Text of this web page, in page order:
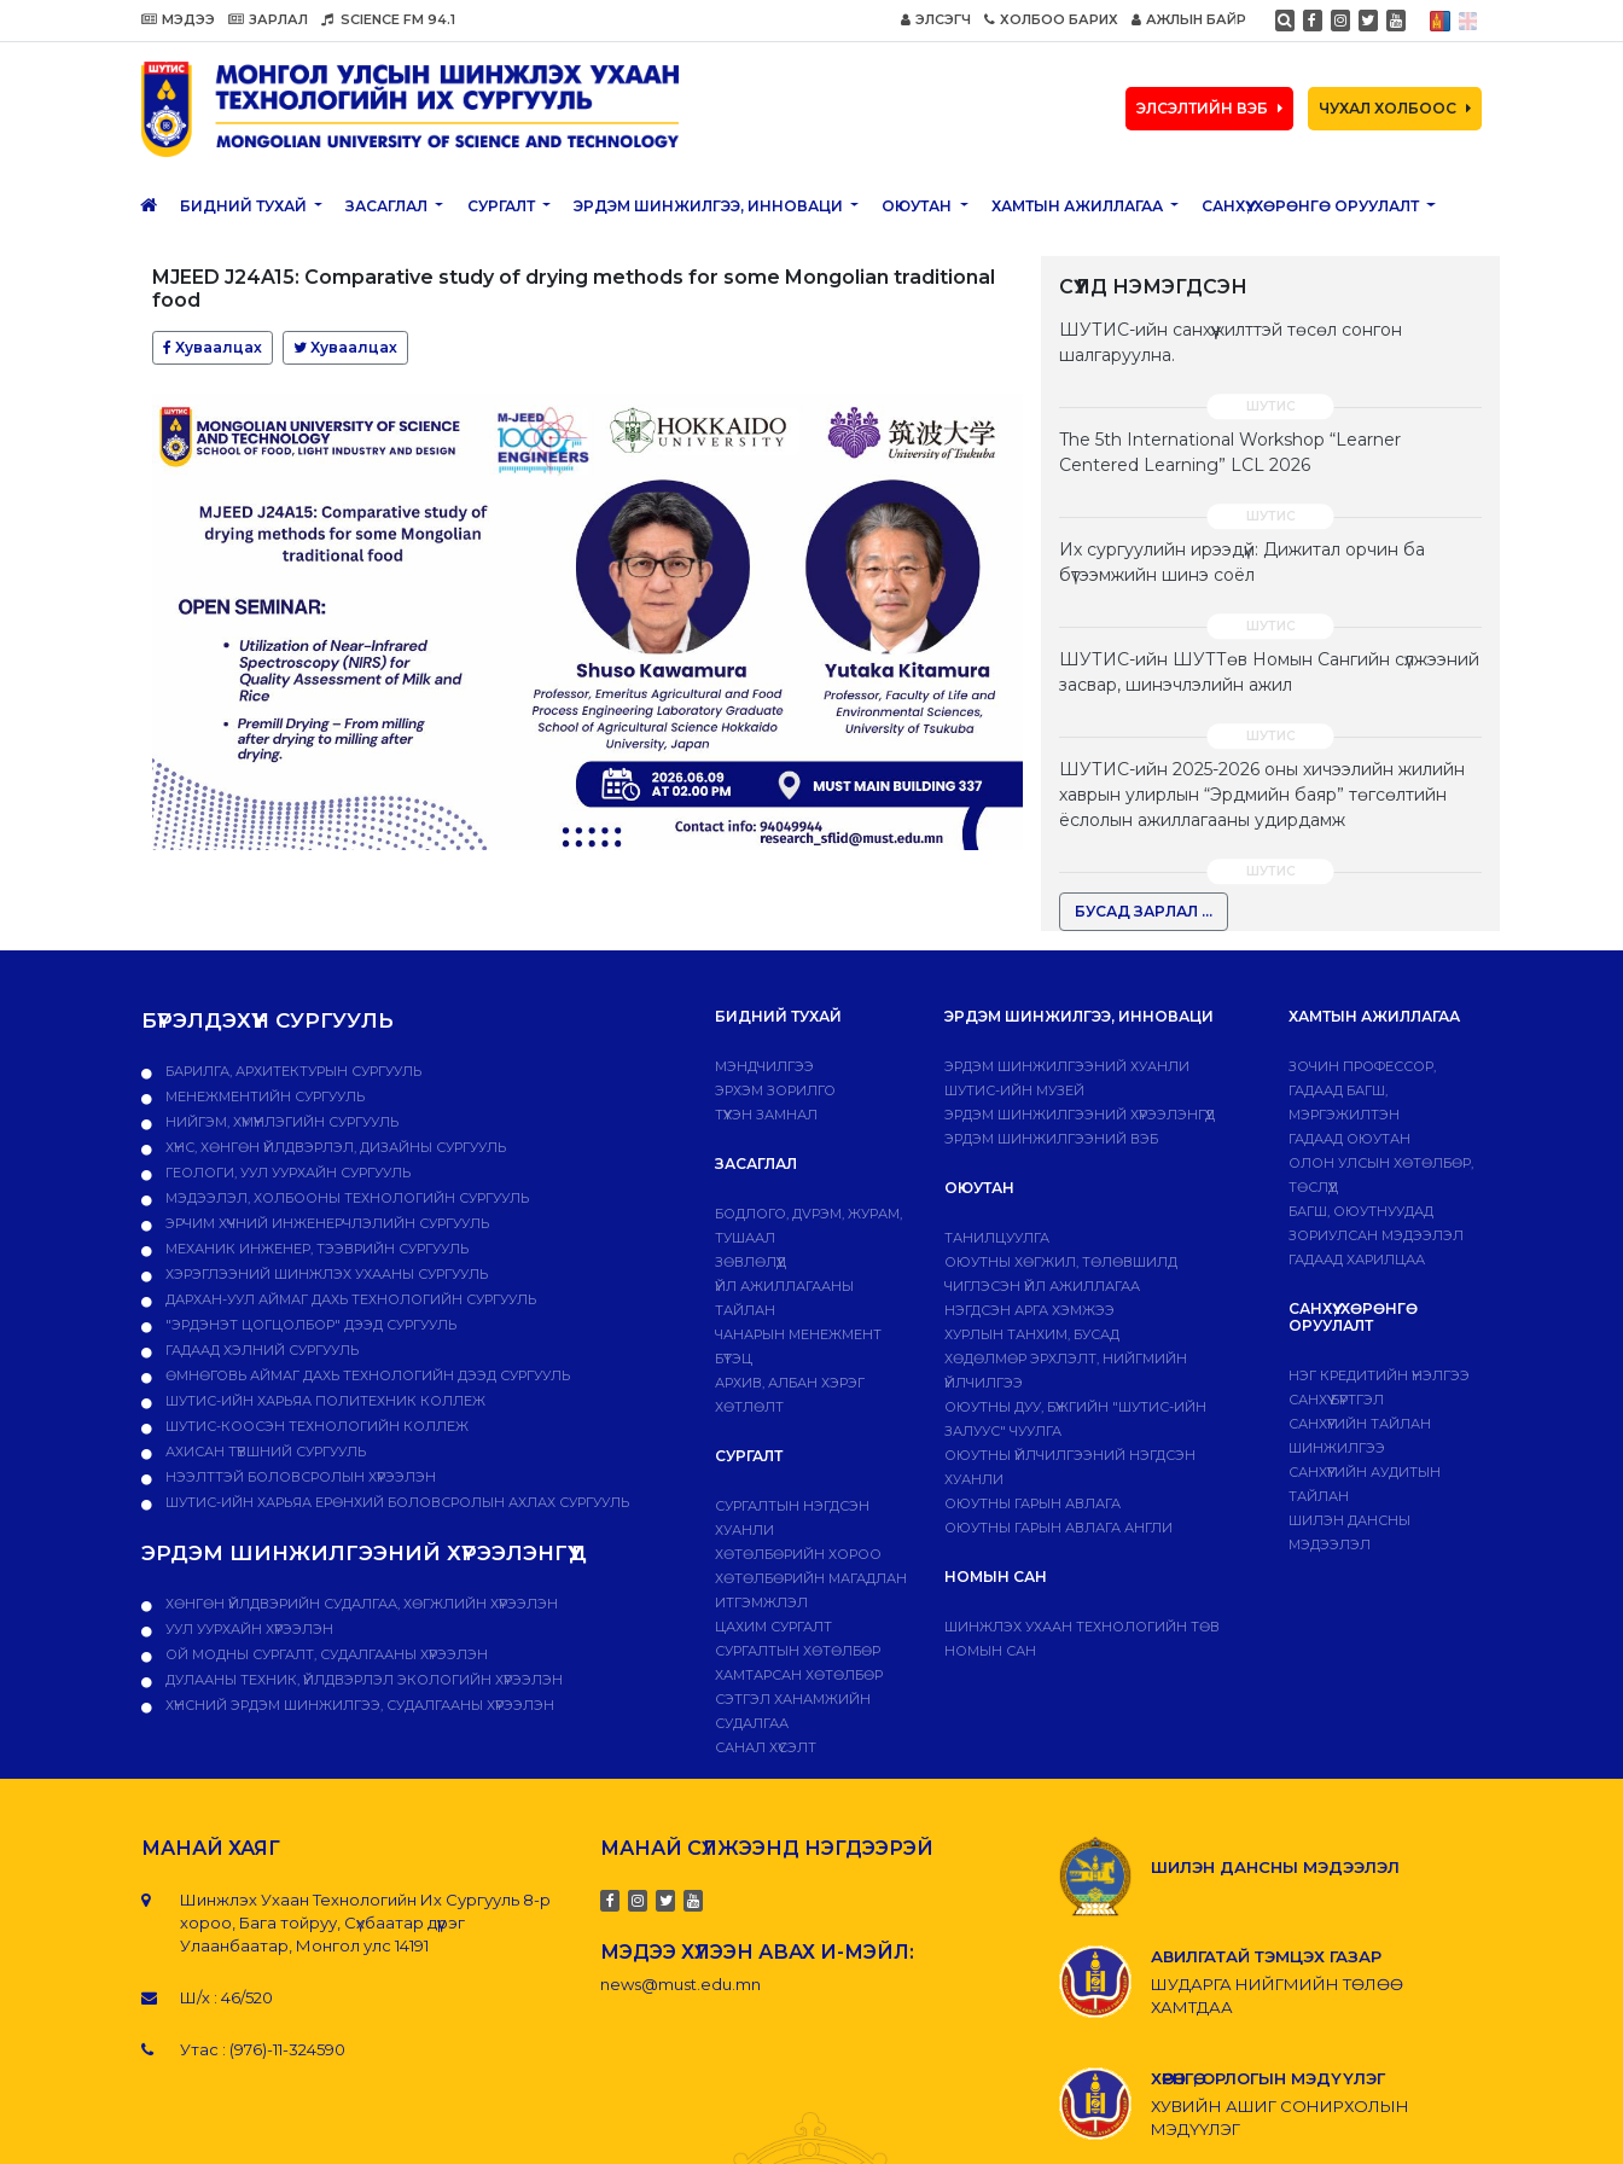
МЭДЭЭ ЗАРЛАЛ SCIENCE FM 94.1 ЭЛСЭГЧ ХОЛБОО БАРИХ АЖЛЫН БАЙР
ЭЛСЭЛТИЙН ВЭБ ЧУХАЛ ХОЛБООС
БИДНИЙ ТУХАЙ ЗАСАГЛАЛ СУРГАЛТ ЭРДЭМ ШИНЖИЛГЭЭ, ИННОВАЦИ ОЮУТАН ХАМТЫН АЖИЛЛАГАА САНХҮҮ, ХӨРӨНГӨ ОРУУЛАЛТ
MJEED J24A15: Comparative study of drying methods for some Mongolian traditional
food
Хуваалцах Хуваалцах
СҮҮЛД НЭМЭГДСЭН
ШУТИС-ийн санхүүжилттэй төсөл сонгон
шалгаруулна.
The 5th International Workshop “Learner
Centered Learning” LCL 2026
Их сургуулийн ирээдүй: Дижитал орчин ба
бүтээмжийн шинэ соёл
ШУТИС-ийн ШУТТөв Номын Сангийн сүлжээний
засвар, шинэчлэлийн ажил
ШУТИС-ийн 2025-2026 оны хичээлийн жилийн
хаврын улирлын “Эрдмийн баяр” төгсөлтийн
ёслолын ажиллагааны удирдамж
БУСАД ЗАРЛАЛ ...
БҮРЭЛДЭХҮҮН СУРГУУЛЬ
БАРИЛГА, АРХИТЕКТУРЫН СУРГУУЛЬ
МЕНЕЖМЕНТИЙН СУРГУУЛЬ
НИЙГЭМ, ХҮМҮҮНЛЭГИЙН СУРГУУЛЬ
ХҮНС, ХӨНГӨН ҮЙЛДВЭРЛЭЛ, ДИЗАЙНЫ СУРГУУЛЬ
ГЕОЛОГИ, УУЛ УУРХАЙН СУРГУУЛЬ
МЭДЭЭЛЭЛ, ХОЛБООНЫ ТЕХНОЛОГИЙН СУРГУУЛЬ
ЭРЧИМ ХҮЧНИЙ ИНЖЕНЕРЧЛЭЛИЙН СУРГУУЛЬ
МЕХАНИК ИНЖЕНЕР, ТЭЭВРИЙН СУРГУУЛЬ
ХЭРЭГЛЭЭНИЙ ШИНЖЛЭХ УХААНЫ СУРГУУЛЬ
ДАРХАН-УУЛ АЙМАГ ДАХЬ ТЕХНОЛОГИЙН СУРГУУЛЬ
"ЭРДЭНЭТ ЦОГЦОЛБОР" ДЭЭД СУРГУУЛЬ
ГАДААД ХЭЛНИЙ СУРГУУЛЬ
ӨМНӨГОВЬ АЙМАГ ДАХЬ ТЕХНОЛОГИЙН ДЭЭД СУРГУУЛЬ
ШУТИС-ИЙН ХАРЬЯА ПОЛИТЕХНИК КОЛЛЕЖ
ШУТИС-КООСЭН ТЕХНОЛОГИЙН КОЛЛЕЖ
АХИСАН ТҮВШНИЙ СУРГУУЛЬ
НЭЭЛТТЭЙ БОЛОВСРОЛЫН ХҮРЭЭЛЭН
ШУТИС-ИЙН ХАРЬЯА ЕРӨНХИЙ БОЛОВСРОЛЫН АХЛАХ СУРГУУЛЬ
ЭРДЭМ ШИНЖИЛГЭЭНИЙ ХҮРЭЭЛЭНГҮҮД
ХӨНГӨН ҮЙЛДВЭРИЙН СУДАЛГАА, ХӨГЖЛИЙН ХҮРЭЭЛЭН
УУЛ УУРХАЙН ХҮРЭЭЛЭН
ОЙ МОДНЫ СУРГАЛТ, СУДАЛГААНЫ ХҮРЭЭЛЭН
ДУЛААНЫ ТЕХНИК, ҮЙЛДВЭРЛЭЛ ЭКОЛОГИЙН ХҮРЭЭЛЭН
ХҮНСНИЙ ЭРДЭМ ШИНЖИЛГЭЭ, СУДАЛГААНЫ ХҮРЭЭЛЭН
БИДНИЙ ТУХАЙ
МЭНДЧИЛГЭЭ
ЭРХЭМ ЗОРИЛГО
ТҮҮХЭН ЗАМНАЛ
ЗАСАГЛАЛ
БОДЛОГО, ДVРЭМ, ЖУРАМ,
ТУШААЛ
ЗӨВЛӨЛҮҮД
ҮЙЛ АЖИЛЛАГААНЫ
ТАЙЛАН
ЧАНАРЫН МЕНЕЖМЕНТ
БҮТЭЦ
АРХИВ, АЛБАН ХЭРЭГ
ХӨТЛӨЛТ
СУРГАЛТ
СУРГАЛТЫН НЭГДСЭН
ХУАНЛИ
ХӨТӨЛБӨРИЙН ХОРОО
ХӨТӨЛБӨРИЙН МАГАДЛАН
ИТГЭМЖЛЭЛ
ЦАХИМ СУРГАЛТ
СУРГАЛТЫН ХӨТӨЛБӨР
ХАМТАРСАН ХӨТӨЛБӨР
СЭТГЭЛ ХАНАМЖИЙН
СУДАЛГАА
САНАЛ ХҮСЭЛТ
ЭРДЭМ ШИНЖИЛГЭЭ, ИННОВАЦИ
ЭРДЭМ ШИНЖИЛГЭЭНИЙ ХУАНЛИ
ШУТИС-ИЙН МУЗЕЙ
ЭРДЭМ ШИНЖИЛГЭЭНИЙ ХҮРЭЭЛЭНГҮҮД
ЭРДЭМ ШИНЖИЛГЭЭНИЙ ВЭБ
ОЮУТАН
ТАНИЛЦУУЛГА
ОЮУТНЫ ХӨГЖИЛ, ТӨЛӨВШИЛД
ЧИГЛЭСЭН ҮЙЛ АЖИЛЛАГАА
НЭГДСЭН АРГА ХЭМЖЭЭ
ХУРЛЫН ТАНХИМ, БУСАД
ХӨДӨЛМӨР ЭРХЛЭЛТ, НИЙГМИЙН
ҮЙЛЧИЛГЭЭ
ОЮУТНЫ ДУУ, БҮЖГИЙН "ШУТИС-ИЙН
ЗАЛУУС" ЧУУЛГА
ОЮУТНЫ ҮЙЛЧИЛГЭЭНИЙ НЭГДСЭН
ХУАНЛИ
ОЮУТНЫ ГАРЫН АВЛАГА
ОЮУТНЫ ГАРЫН АВЛАГА АНГЛИ
НОМЫН САН
ШИНЖЛЭХ УХААН ТЕХНОЛОГИЙН ТӨВ
НОМЫН САН
ХАМТЫН АЖИЛЛАГАА
ЗОЧИН ПРОФЕССОР,
ГАДААД БАГШ,
МЭРГЭЖИЛТЭН
ГАДААД ОЮУТАН
ОЛОН УЛСЫН ХӨТӨЛБӨР,
ТӨСЛҮҮД
БАГШ, ОЮУТНУУДАД
ЗОРИУЛСАН МЭДЭЭЛЭЛ
ГАДААД ХАРИЛЦАА
САНХҮҮ, ХӨРӨНГӨ
ОРУУЛАЛТ
НЭГ КРЕДИТИЙН ҮНЭЛГЭЭ
САНХҮҮ БҮРТГЭЛ
САНХҮҮГИЙН ТАЙЛАН
ШИНЖИЛГЭЭ
САНХҮҮГИЙН АУДИТЫН
ТАЙЛАН
ШИЛЭН ДАНСНЫ
МЭДЭЭЛЭЛ
МАНАЙ ХАЯГ
Шинжлэх Ухаан Технологийн Их Сургууль 8-р
хороо, Бага тойруу, Сүхбаатар дүүрэг
Улаанбаатар, Монгол улс 14191
Ш/х : 46/520
Утас : (976)-11-324590
МАНАЙ СҮЛЖЭЭНД НЭГДЭЭРЭЙ
МЭДЭЭ ХҮЛЭЭН АВАХ И-МЭЙЛ:
news@must.edu.mn
ШИЛЭН ДАНСНЫ МЭДЭЭЛЭЛ
АВИЛГАТАЙ ТЭМЦЭХ ГАЗАР
ШУДАРГА НИЙГМИЙН ТӨЛӨӨ
ХАМТДАА
ХӨРӨНГӨ, ОРЛОГЫН МЭДҮҮЛЭГ
ХУВИЙН АШИГ СОНИРХОЛЫН
МЭДҮҮЛЭГ